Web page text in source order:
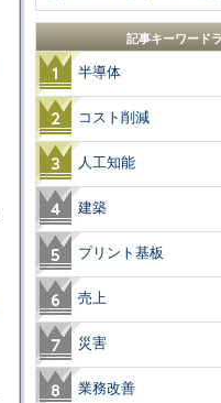
記事キーワード
半導体
コスト削減
人工知能
建築
プリント基板
売上
災害
業務改善